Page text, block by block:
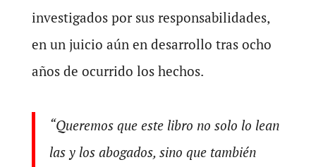
investigados por sus responsabilidades,
en un juicio aún en desarrollo tras ocho
años de ocurrido los hechos.
“Queremos que este libro no solo lo lean
las y los abogados, sino que también